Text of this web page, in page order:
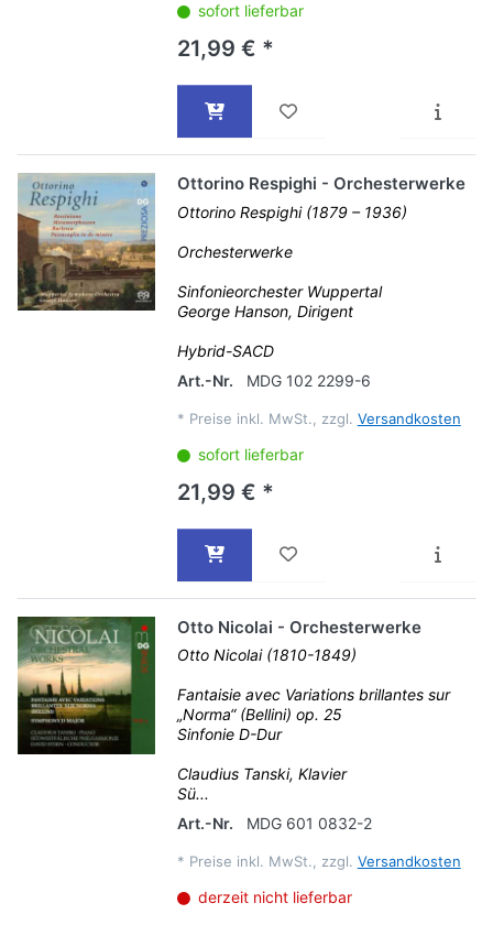
sofort lieferbar
21,99 € *
Ottorino Respighi - Orchesterwerke
Ottorino Respighi (1879 – 1936)
Orchesterwerke
Sinfonieorchester Wuppertal
George Hanson, Dirigent
Hybrid-SACD
Art.-Nr.
MDG 102 2299-6
* Preise inkl. MwSt., zzgl. Versandkosten
sofort lieferbar
21,99 € *
Otto Nicolai - Orchesterwerke
Otto Nicolai (1810-1849)
Fantaisie avec Variations brillantes sur
„Norma“ (Bellini) op. 25
Sinfonie D-Dur
Claudius Tanski, Klavier
Sü...
Art.-Nr.
MDG 601 0832-2
* Preise inkl. MwSt., zzgl. Versandkosten
derzeit nicht lieferbar